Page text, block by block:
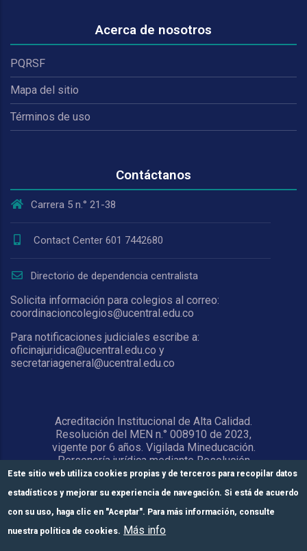
Acerca de nosotros
PQRSF
Mapa del sitio
Términos de uso
Contáctanos
Carrera 5 n.° 21-38
Contact Center 601 7442680
Directorio de dependencia centralista
Solicita información para colegios al correo:
coordinacioncolegios@ucentral.edu.co
Para notificaciones judiciales escribe a:
oficinajuridica@ucentral.edu.co y
secretariageneral@ucentral.edu.co
Acreditación Institucional de Alta Calidad.
Resolución del MEN n.° 008910 de 2023,
vigente por 6 años. Vigilada Mineducación.
Personería jurídica mediante Resolución
1876 del 5 de junio de 1967. Reconocida
como Universidad por el Ministerio de
Educación Nacional mediante Resolución
15818 del 31 de octubre de 1978.
© Universidad Central 2026
Este sitio web utiliza cookies propias y de terceros para recopilar datos
estadísticos y mejorar su experiencia de navegación. Si está de acuerdo
con su uso, haga clic en "Aceptar". Para más información, consulte
nuestra política de cookies. Más info